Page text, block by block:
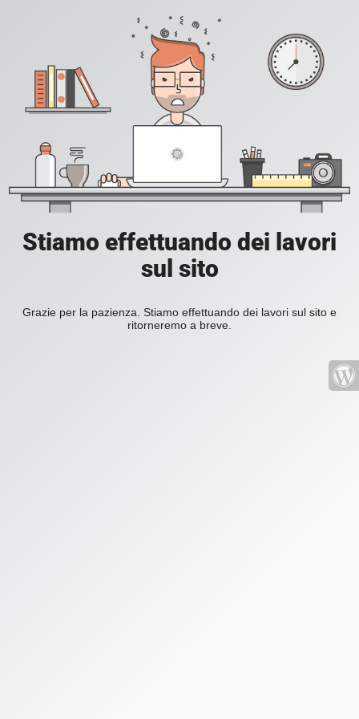
Stiamo effettuando dei lavori
sul sito
Grazie per la pazienza. Stiamo effettuando dei lavori sul sito e
ritorneremo a breve.